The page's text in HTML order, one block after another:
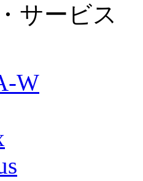
サービス
W